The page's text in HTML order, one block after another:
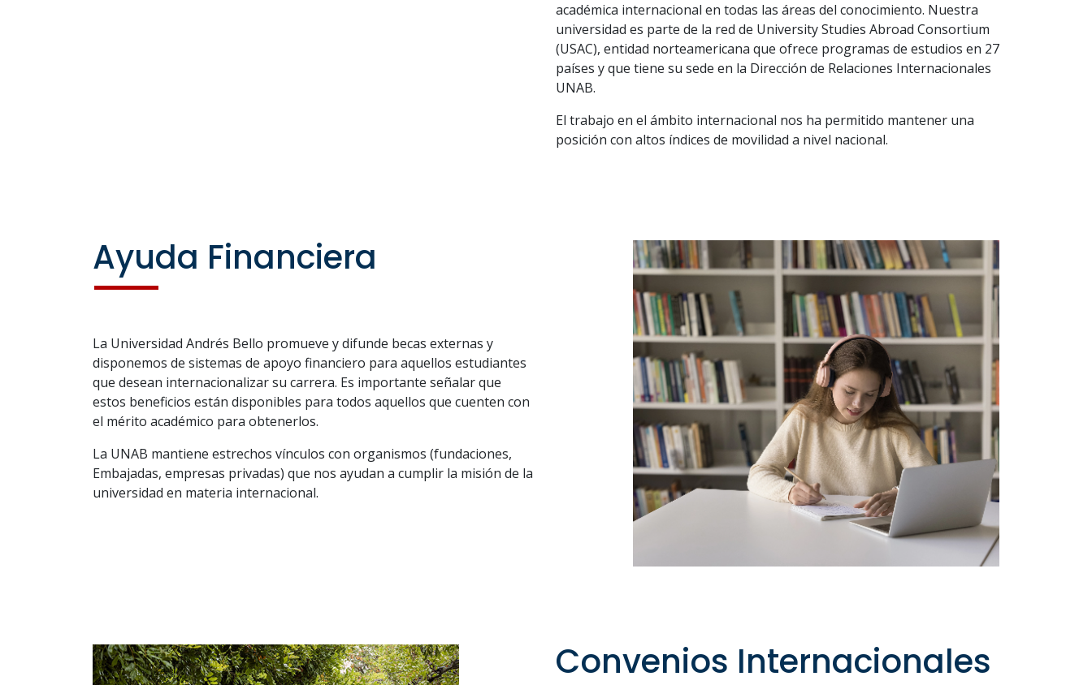
académica internacional en todas las áreas del conocimiento. Nuestra
universidad es parte de la red de University Studies Abroad Consortium
(USAC), entidad norteamericana que ofrece programas de estudios en 27
países y que tiene su sede en la Dirección de Relaciones Internacionales
UNAB.
El trabajo en el ámbito internacional nos ha permitido mantener una
posición con altos índices de movilidad a nivel nacional.
Ayuda Financiera
La Universidad Andrés Bello promueve y difunde becas externas y
disponemos de sistemas de apoyo financiero para aquellos estudiantes
que desean internacionalizar su carrera. Es importante señalar que
estos beneficios están disponibles para todos aquellos que cuenten con
el mérito académico para obtenerlos.
La UNAB mantiene estrechos vínculos con organismos (fundaciones,
Embajadas, empresas privadas) que nos ayudan a cumplir la misión de la
universidad en materia internacional.
Convenios Internacionales